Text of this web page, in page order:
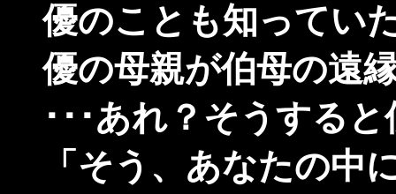
優のことも知ってい
優の母親が伯母の遠
･･･あれ？そうすると
「そう、あなたの中